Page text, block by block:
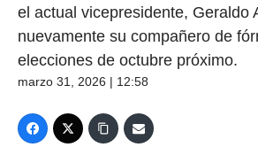
el actual vicepresidente, Geraldo
nuevamente su compañero de
elecciones de octubre próximo.
marzo 31, 2026 | 12:58